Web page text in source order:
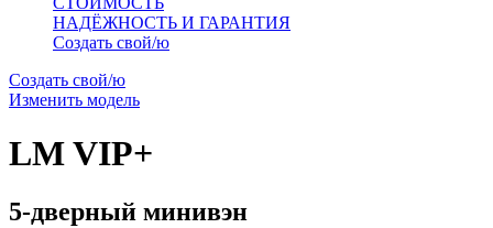
НАДЁЖНОСТЬ И ГАРАНТИЯ
Создать свой/ю
Создать свой/ю
Изменить модель
LMVIP+
5-дверный минивэн